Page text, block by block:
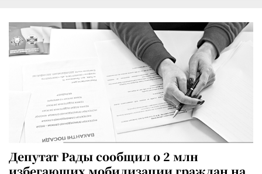
Депутат Рады сообщил о 2 млн